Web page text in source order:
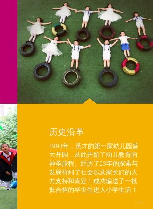
历史沿革
1993年，英才的第一家幼儿园盛
大开园，从此开始了幼儿教育的
神圣旅程。经历了23年的探索与
发展得到了社会以及家长们的大
力支持和肯定！成功输送了一批
批合格的毕业生进入小学生活！
.....